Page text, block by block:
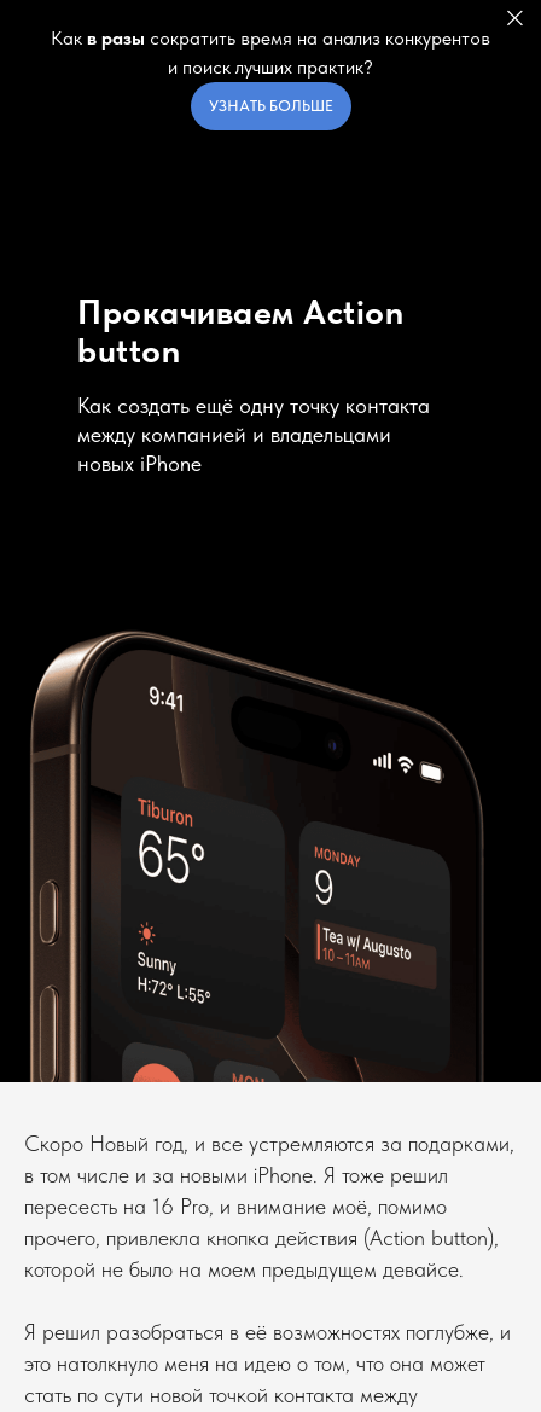
Как в разы сократить время на анализ конкурентов
и поиск лучших практик?
УЗНАТЬ БОЛЬШЕ
Прокачиваем Action
button
Как создать ещё одну точку контакта
между компанией и владельцами
новых iPhone
Скоро Новый год, и все устремляются за подарками,
в том числе и за новыми iPhone. Я тоже решил
пересесть на 16 Pro, и внимание моё, помимо
прочего, привлекла кнопка действия (Action button),
которой не было на моем предыдущем девайсе.
Я решил разобраться в её возможностях поглубже, и
это натолкнуло меня на идею о том, что она может
стать по сути новой точкой контакта между